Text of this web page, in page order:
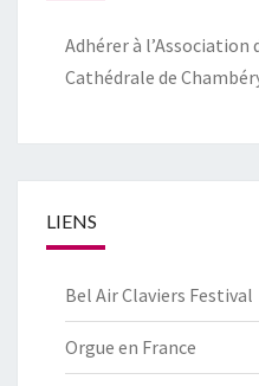
Adhérer à l’Association
Cathédrale de
LIENS
Bel Air Claviers Festival
Orgue en France